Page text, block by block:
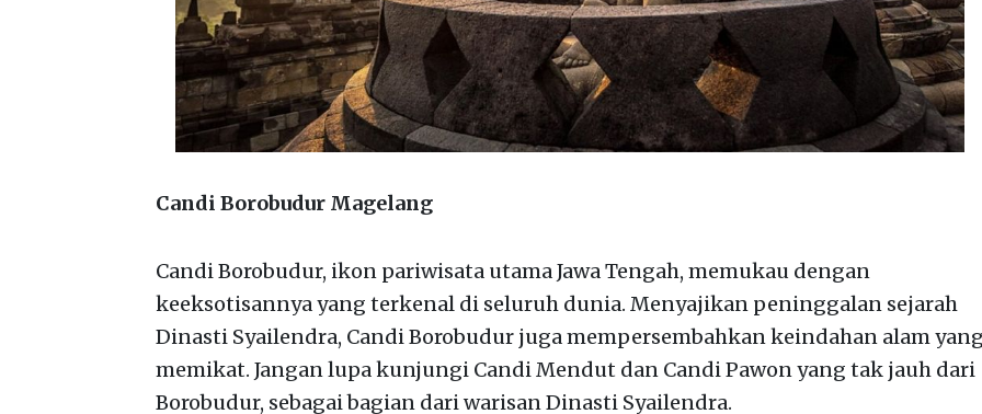
Candi Borobudur Magelang
Candi Borobudur, ikon pariwisata utama Jawa Tengah, memukau dengan
keeksotisannya yang terkenal di seluruh dunia. Menyajikan peninggalan sejarah
Dinasti Syailendra, Candi Borobudur juga mempersembahkan keindahan alam
memikat. Jangan lupa kunjungi Candi Mendut dan Candi Pawon yang tak jauh dari
Borobudur, sebagai bagian dari warisan Dinasti Syailendra.